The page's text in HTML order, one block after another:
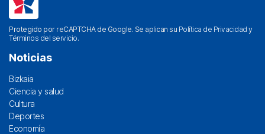
Protegido por reCAPTCHA de Google. Se aplican su Política de Privacidad y
Términos del servicio.
Noticias
Bizkaia
Ciencia y salud
Cultura
Deportes
Economía